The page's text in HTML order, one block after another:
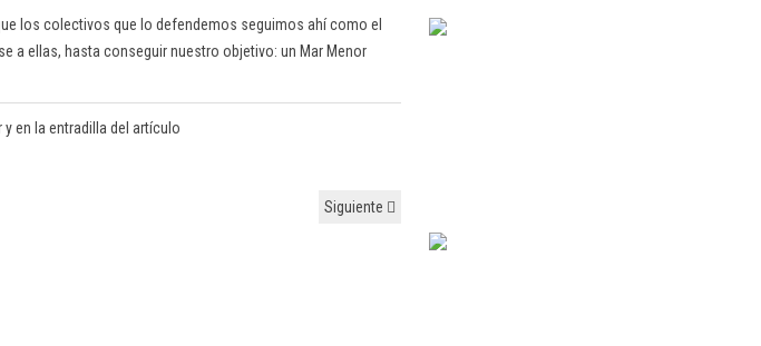
los colectivos que lo defendemos seguimos ahí como el
a ellas, hasta conseguir nuestro objetivo: un Mar Menor
en la entradilla del artículo
Siguiente